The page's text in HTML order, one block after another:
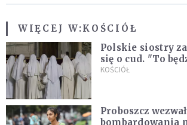
WIĘCEJ W:KOŚCIÓŁ
Polskie siostry
się o cud. "To
Pana Boga dla
KOŚCIÓŁ
Proboszcz
bombardowania